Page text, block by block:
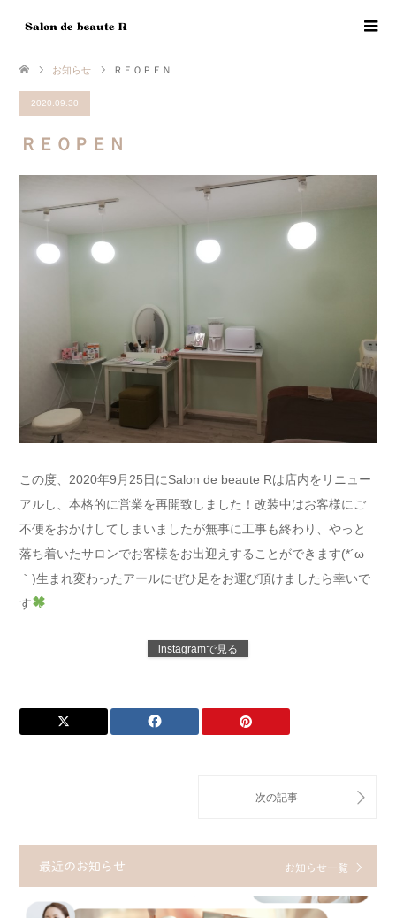
お知らせ ＲＥＯＰＥＮ
2020.09.30
ＲＥＯＰＥＮ
この度、2020年9月25日にSalon de beaute Rは店内をリニュー
アルし、本格的に営業を再開致しました！改装中はお客様にご
不便をおかけしてしまいましたが無事に工事も終わり、やっと
落ち着いたサロンでお客様をお出迎えすることができます(*´ω
｀)生まれ変わったアールにぜひ足をお運び頂けましたら幸いで
す
instagramで見る
最近のお知らせ お知らせ一覧